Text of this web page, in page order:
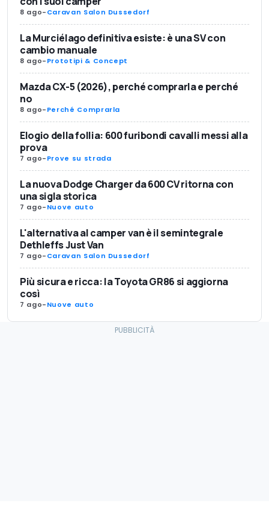
8 ago-Caravan Salon Dussedorf
La Murciélago definitiva esiste: è una SV con
cambio manuale
8 ago-Prototipi & Concept
Mazda CX-5 (2026), perché comprarla e perché
no
8 ago-Perché Comprarla
Elogio della follia: 600 furibondi cavalli messi alla
prova
7 ago-Prove su strada
La nuova Dodge Charger da 600 CV ritorna con
una sigla storica
7 ago-Nuove auto
L'alternativa al camper van è il semintegrale
Dethleffs Just Van
7 ago-Caravan Salon Dussedorf
Più sicura e ricca: la Toyota GR86 si aggiorna
così
7 ago-Nuove auto